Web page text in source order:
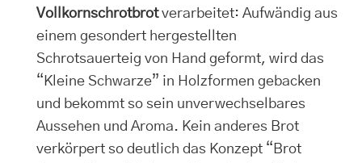
Vollkornschrotbrotverarbeitet: Aufwändig aus
einem gesondert hergestellten
Schrotsauerteig von Hand geformt, wird das
“Kleine Schwarze” in Holzformen gebacken
und bekommt so sein unverwechselbares
Aussehen und Aroma. Kein anderes Brot
verkörpert so deutlich das Konzept “Brot